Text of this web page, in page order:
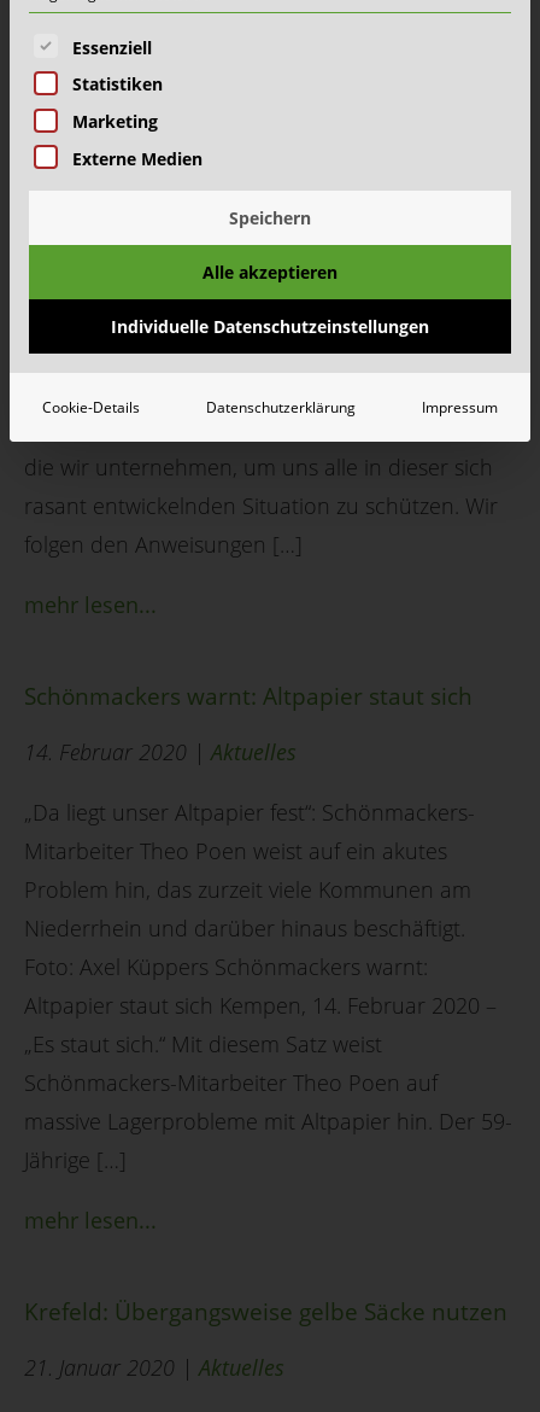
Geringe Auswirkungen auf die
Abfallentsorgung
17. März 2020 |Aktuelles
Kempen 18.03.2020 Während unser Betrieb
überwiegend normal weiterläuft, stehen Ihre
Gesundheit und Sicherheit im Mittelpunkt jeder
Entscheidung. Es ist uns sehr wichtig, einen
die wir unternehmen, um uns alle in dieser sich
rasant entwickelnden Situation zu schützen. Wir
folgen den Anweisungen […]
mehr lesen...
Schönmackers warnt: Altpapier staut sich
14. Februar 2020 |Aktuelles
„Da liegt unser Altpapier fest“: Schönmackers-
Mitarbeiter Theo Poen weist auf ein akutes
Problem hin, das zurzeit viele Kommunen am
Niederrhein und darüber hinaus beschäftigt.
Foto: Axel Küppers Schönmackers warnt:
Altpapier staut sich Kempen, 14. Februar 2020 –
„Es staut sich.“ Mit diesem Satz weist
Schönmackers-Mitarbeiter Theo Poen auf
massive Lagerprobleme mit Altpapier hin. Der 59-
Jährige […]
mehr lesen...
Krefeld: Übergangsweise gelbe Säcke nutzen
21. Januar 2020 |Aktuelles
Es folgt eine Liste der Service-Gruppen, für die eine
Essenziell
Statistiken
Marketing
Externe Medien
Speichern
Alle akzeptieren
Individuelle Datenschutzeinstellungen
Cookie-Details Datenschutzerklärung Impressum